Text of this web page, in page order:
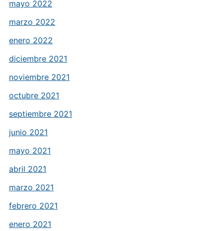
mayo 2022
marzo 2022
enero 2022
diciembre 2021
noviembre 2021
octubre 2021
septiembre 2021
junio 2021
mayo 2021
abril 2021
marzo 2021
febrero 2021
enero 2021